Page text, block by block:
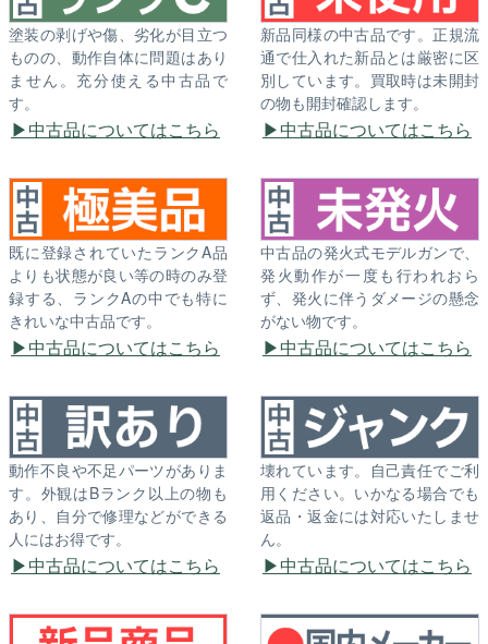
塗装の剥げや傷、劣化が目立つ
ものの、動作自体に問題はあり
ません。充分使える中古品で
す。
中古品についてはこちら
新品同様の中古品です。正規流
通で仕入れた新品とは厳密に区
別しています。買取時は未開封
の物も開封確認します。
中古品についてはこちら
既に登録されていたランクA品
よりも状態が良い等の時のみ登
録する、ランクAの中でも特に
きれいな中古品です。
中古品についてはこちら
中古品の発火式モデルガンで、
発火動作が一度も行われおら
ず、発火に伴うダメージの懸念
がない物です。
中古品についてはこちら
動作不良や不足パーツがありま
す。外観はBランク以上の物も
あり、自分で修理などができる
人にはお得です。
中古品についてはこちら
壊れています。自己責任でご利
用ください。いかなる場合でも
返品・返金には対応いたしませ
ん。
中古品についてはこちら